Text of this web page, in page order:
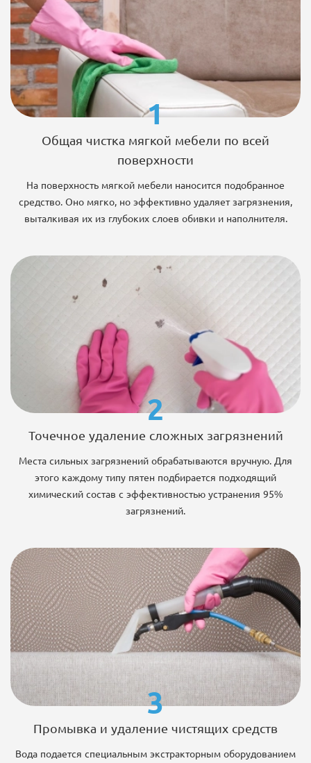
1
Общая чистка мягкой мебели по всей
поверхности
На поверхность мягкой мебели наносится подобранное
средство. Оно мягко, но эффективно удаляет загрязнения,
выталкивая их из глубоких слоев обивки и наполнителя.
2
Точечное удаление сложных загрязнений
Места сильных загрязнений обрабатываются вручную. Для
этого каждому типу пятен подбирается подходящий
химический состав с эффективностью устранения 95%
загрязнений.
3
Промывка и удаление чистящих средств
Вода подается специальным экстракторным оборудованием